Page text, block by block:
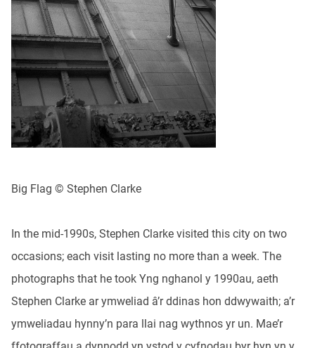
Big Flag © Stephen Clarke
In the mid-1990s, Stephen Clarke visited this city on two
occasions; each visit lasting no more than a week. The
photographs that he took Yng nghanol y 1990au, aeth
Stephen Clarke ar ymweliad â’r ddinas hon ddwywaith; a’r
ymweliadau hynny’n para llai nag wythnos yr un. Mae’r